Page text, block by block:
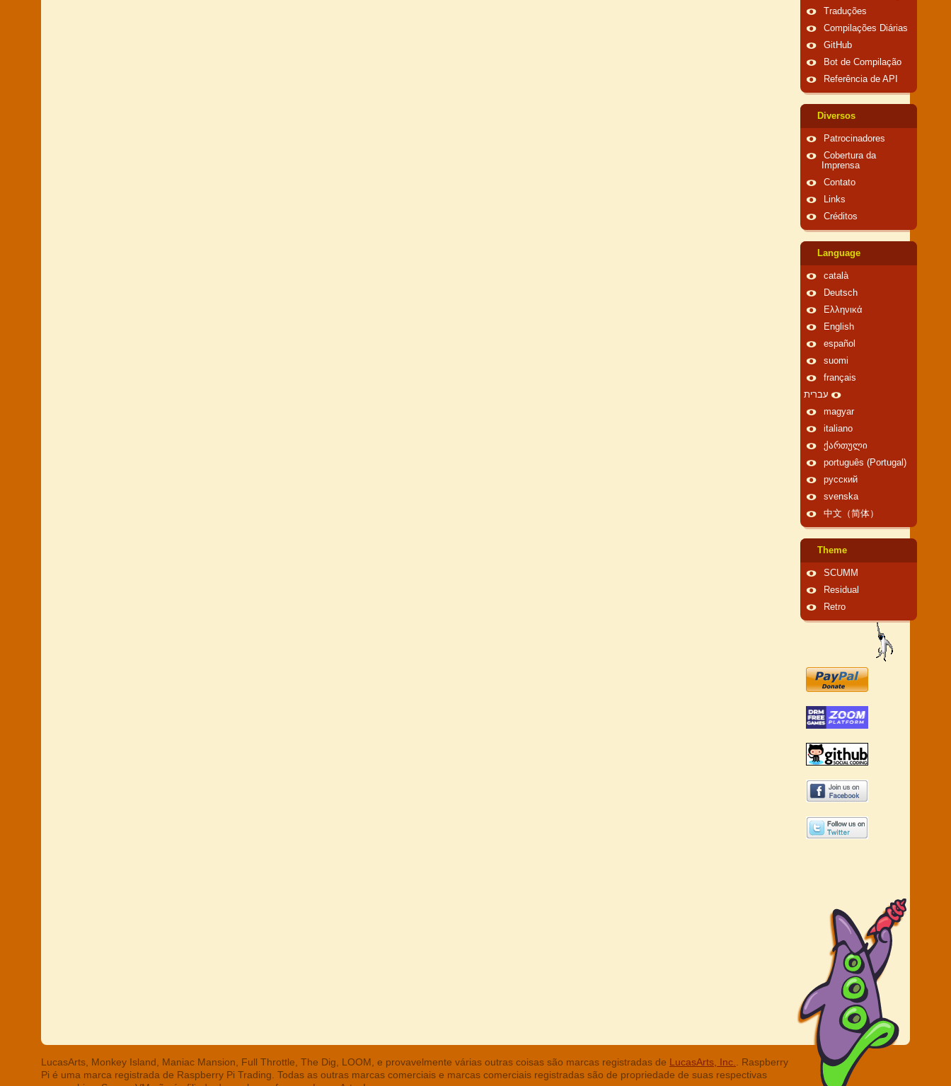
Traduções
Compilações Diárias
GitHub
Bot de Compilação
Referência de API
Diversos
Patrocinadores
Cobertura da
Imprensa
Contato
Links
Créditos
Language
català
Deutsch
Ελληνικά
English
español
suomi
français
עברית
magyar
italiano
ქართული
português (Portugal)
русский
svenska
中文（简体）
Theme
SCUMM
Residual
Retro
LucasArts, Monkey Island, Maniac Mansion, Full Throttle, The Dig, LOOM, e provavelmente várias outras coisas são marcas registradas de LucasArts, Inc.
. Raspberry
Pi é uma marca registrada de Raspberry Pi Trading. Todas as outras marcas comerciais e marcas comerciais registradas são de propriedade de suas respectivas